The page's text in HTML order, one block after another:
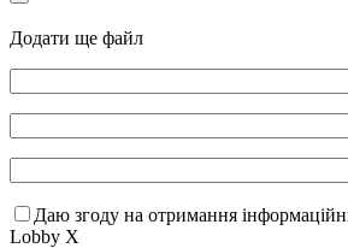
Додати ще файл
Даю згоду на отримання
Lobby X